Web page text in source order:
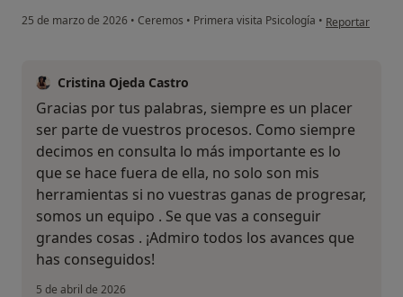
25 de marzo de 2026 • Ceremos • Primera visita Psicología • en opinión del
Reportar
Cristina Ojeda Castro
Gracias por tus palabras, siempre es un placer
ser parte de vuestros procesos. Como siempre
decimos en consulta lo más importante es lo
que se hace fuera de ella, no solo son mis
herramientas si no vuestras ganas de progresar,
somos un equipo . Se que vas a conseguir
grandes cosas . ¡Admiro todos los avances que
has conseguidos!
5 de abril de 2026